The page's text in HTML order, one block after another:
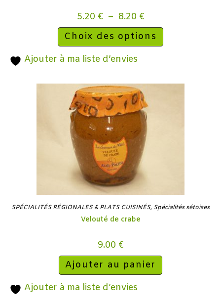
5.20 € – 8.20 €
Choix des options
Ajouter à ma liste d’envies
SPÉCIALITÉS RÉGIONALES & PLATS CUISINÉS, Spécialités sétoises
Velouté de crabe
9.00 €
Ajouter au panier
Ajouter à ma liste d’envies